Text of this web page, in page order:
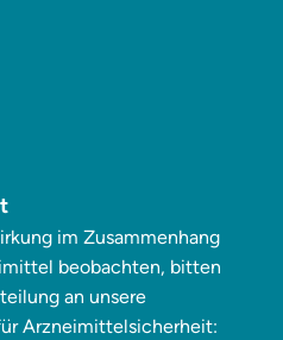
im Zusammenhang
beobachten, bitten
an unsere
Arzneimittelsicherheit: